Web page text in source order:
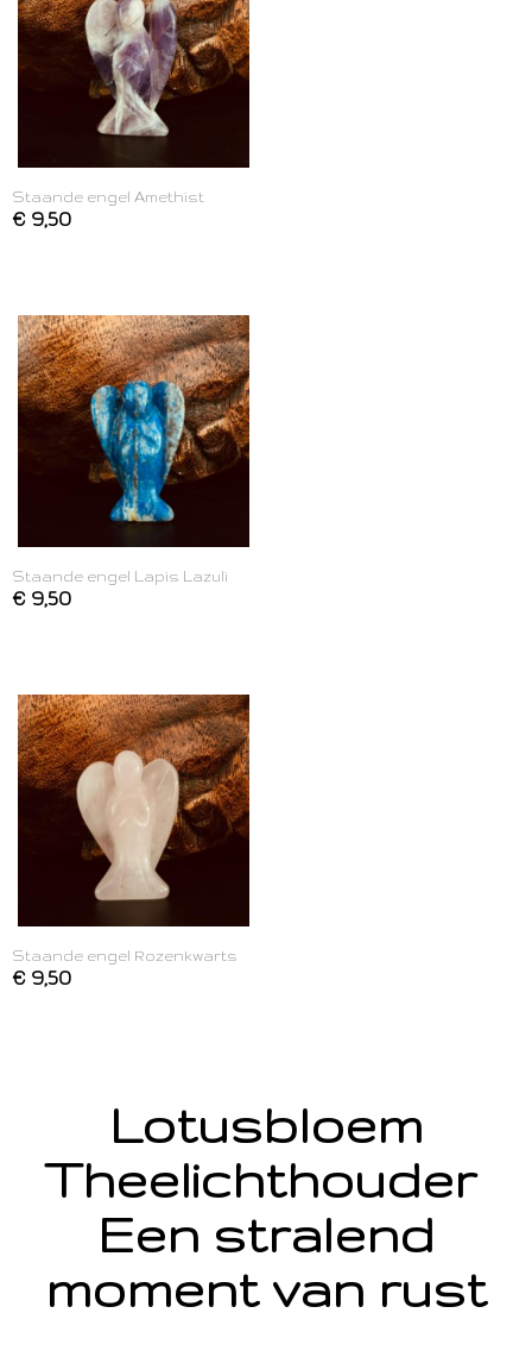
Staande engel Amethist
€ 9,50
Staande engel Lapis Lazuli
€ 9,50
Staande engel Rozenkwarts
€ 9,50
Lotusbloem
Theelichthouder
Een stralend
moment van rust